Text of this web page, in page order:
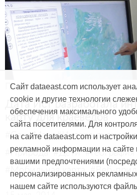
Продукты и услуги
Дата Ист разработала
карту для краеведов
#CarryMap #Интерактивная
#Природа #Дети #География
#Мобильная карта #Веб-
Сайт dataeast.com использует
cookie и другие технологии
обеспечения максимального
сайта посетителями. Для
на сайте dataeast.com и
рекламной информации на сайте
вашими предпочтениями
персонализированных
нашем сайте используются